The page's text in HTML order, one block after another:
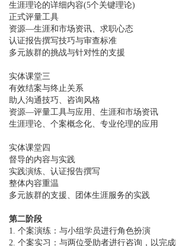
生涯理论的详细内容(5个关键理论)
正式评量工具
资源—生涯和市场资讯、求职心态
认证报告撰写技巧与审查标准
多元族群的挑战与针对性的支援
实体课堂三
有效结案与终止关系
助人沟通技巧、咨询风格
资源—评量工具与应用、生涯和市场资讯
生涯理论、个案概念化、专业伦理的应用
实体课堂四
督导的内容与实践
实践演练、认证报告撰写
整体内容重温
多元族群的支援、团体生涯服务的实践
第二阶段
1. 个案演练：与小组学员进行角色扮演
2. 个案实习：与两位受助者进行咨询，以完